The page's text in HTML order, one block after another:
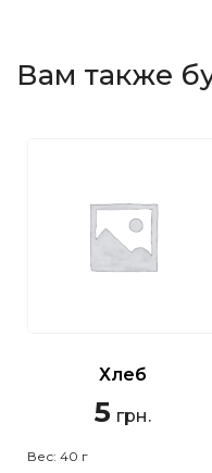
Вам также
Хлеб
5 грн.
Вес: 40 г